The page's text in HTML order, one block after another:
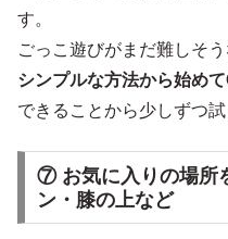
す。
ごっこ遊びがまだ難しそ
シンプルな方法から始め
できることから少しずつ
⑦ お気に入りの場所
ン・膝の上など